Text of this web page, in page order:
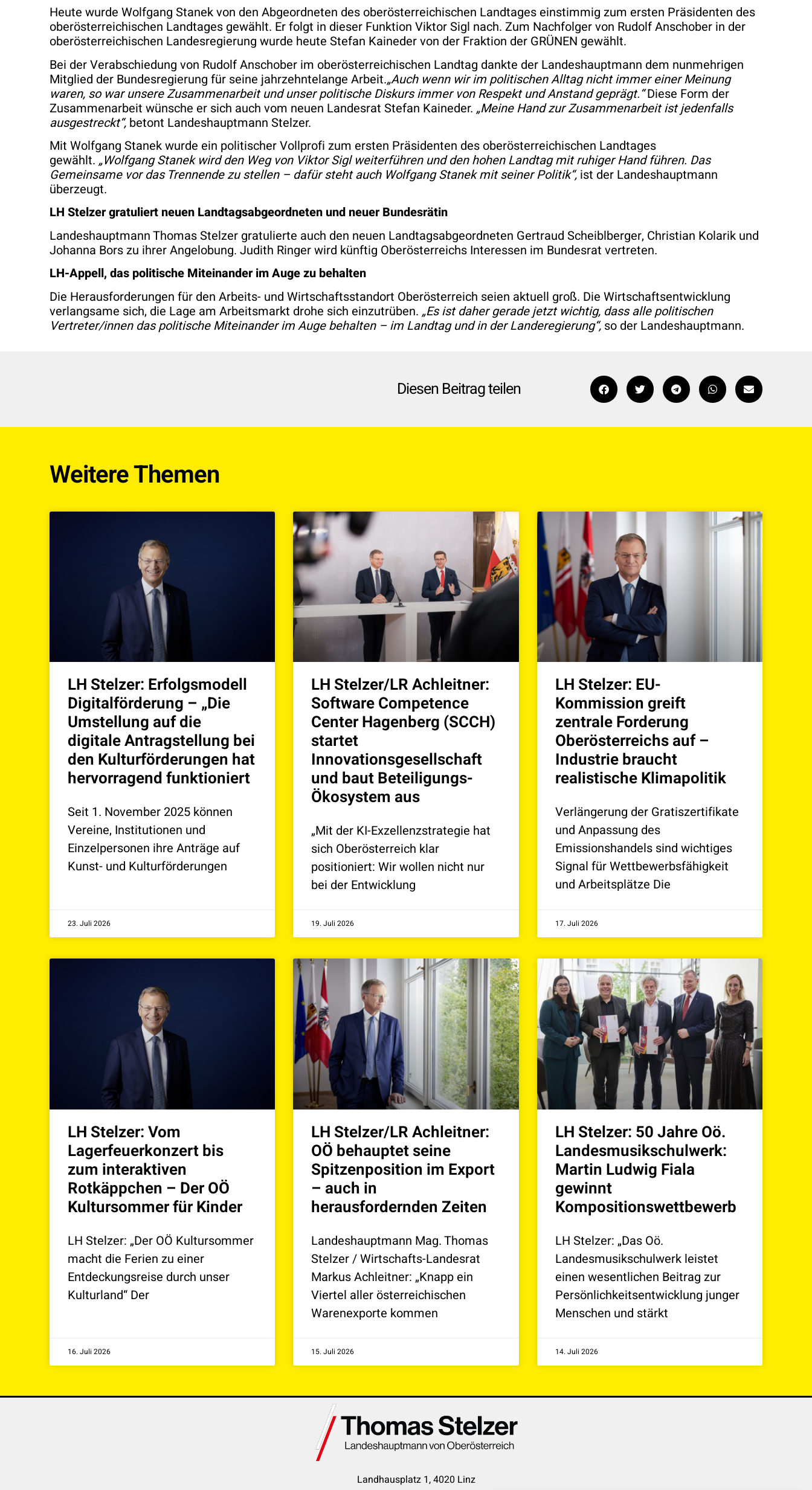
Heute wurde Wolfgang Stanek von den Abgeordneten des oberösterreichischen Landtages einstimmig zum ersten Präsidenten des
oberösterreichischen Landtages gewählt. Er folgt in dieser Funktion Viktor Sigl nach. Zum Nachfolger von Rudolf Anschober in der
oberösterreichischen Landesregierung wurde heute Stefan Kaineder von der Fraktion der GRÜNEN gewählt.
Bei der Verabschiedung von Rudolf Anschober im oberösterreichischen Landtag dankte der Landeshauptmann dem nunmehrigen
Mitglied der Bundesregierung für seine jahrzehntelange Arbeit.„Auch wenn wir im politischen Alltag nicht immer einer Meinung
waren, so war unsere Zusammenarbeit und unser politische Diskurs immer von Respekt und Anstand geprägt.“Diese Form der
Zusammenarbeit wünsche er sich auch vom neuen Landesrat Stefan Kaineder. „Meine Hand zur Zusammenarbeit ist jedenfalls
ausgestreckt“, betont Landeshauptmann Stelzer.
Mit Wolfgang Stanek wurde ein politischer Vollprofi zum ersten Präsidenten des oberösterreichischen Landtages
gewählt. „Wolfgang Stanek wird den Weg von Viktor Sigl weiterführen und den hohen Landtag mit ruhiger Hand führen. Das
Gemeinsame vor das Trennende zu stellen – dafür steht auch Wolfgang Stanek mit seiner Politik“, ist der Landeshauptmann
überzeugt.
LH Stelzer gratuliert neuen Landtagsabgeordneten und neuer Bundesrätin
Landeshauptmann Thomas Stelzer gratulierte auch den neuen Landtagsabgeordneten Gertraud Scheiblberger, Christian Kolarik und
Johanna Bors zu ihrer Angelobung. Judith Ringer wird künftig Oberösterreichs Interessen im Bundesrat vertreten.
LH-Appell, das politische Miteinander im Auge zu behalten
Die Herausforderungen für den Arbeits- und Wirtschaftsstandort Oberösterreich seien aktuell groß. Die Wirtschaftsentwicklung
verlangsame sich, die Lage am Arbeitsmarkt drohe sich einzutrüben. „Es ist daher gerade jetzt wichtig, dass alle politischen
Vertreter/innen das politische Miteinander im Auge behalten – im Landtag und in der Landeregierung“, so der Landeshauptmann.
Diesen Beitrag teilen
Weitere Themen
LH Stelzer: Erfolgsmodell
Digitalförderung – „Die
Umstellung auf die
digitale Antragstellung bei
den Kulturförderungen hat
hervorragend funktioniert
Seit 1. November 2025 können
Vereine, Institutionen und
Einzelpersonen ihre Anträge auf
Kunst- und Kulturförderungen
23. Juli 2026
LH Stelzer/LR Achleitner:
Software Competence
Center Hagenberg (SCCH)
startet
Innovationsgesellschaft
und baut Beteiligungs-
Ökosystem aus
„Mit der KI-Exzellenzstrategie hat
sich Oberösterreich klar
positioniert: Wir wollen nicht nur
bei der Entwicklung
19. Juli 2026
LH Stelzer: EU-
Kommission greift
zentrale Forderung
Oberösterreichs auf –
Industrie braucht
realistische Klimapolitik
Verlängerung der Gratiszertifikate
und Anpassung des
Emissionshandels sind wichtiges
Signal für Wettbewerbsfähigkeit
und Arbeitsplätze Die
17. Juli 2026
LH Stelzer: Vom
Lagerfeuerkonzert bis
zum interaktiven
Rotkäppchen – Der OÖ
Kultursommer für Kinder
LH Stelzer: „Der OÖ Kultursommer
macht die Ferien zu einer
Entdeckungsreise durch unser
Kulturland“ Der
16. Juli 2026
LH Stelzer/LR Achleitner:
OÖ behauptet seine
Spitzenposition im Export
– auch in
herausfordernden Zeiten
Landeshauptmann Mag. Thomas
Stelzer / Wirtschafts-Landesrat
Markus Achleitner: „Knapp ein
Viertel aller österreichischen
Warenexporte kommen
15. Juli 2026
LH Stelzer: 50 Jahre Oö.
Landesmusikschulwerk:
Martin Ludwig Fiala
gewinnt
Kompositionswettbewerb
LH Stelzer: „Das Oö.
Landesmusikschulwerk leistet
einen wesentlichen Beitrag zur
Persönlichkeitsentwicklung junger
Menschen und stärkt
14. Juli 2026
Landhausplatz 1, 4020 Linz